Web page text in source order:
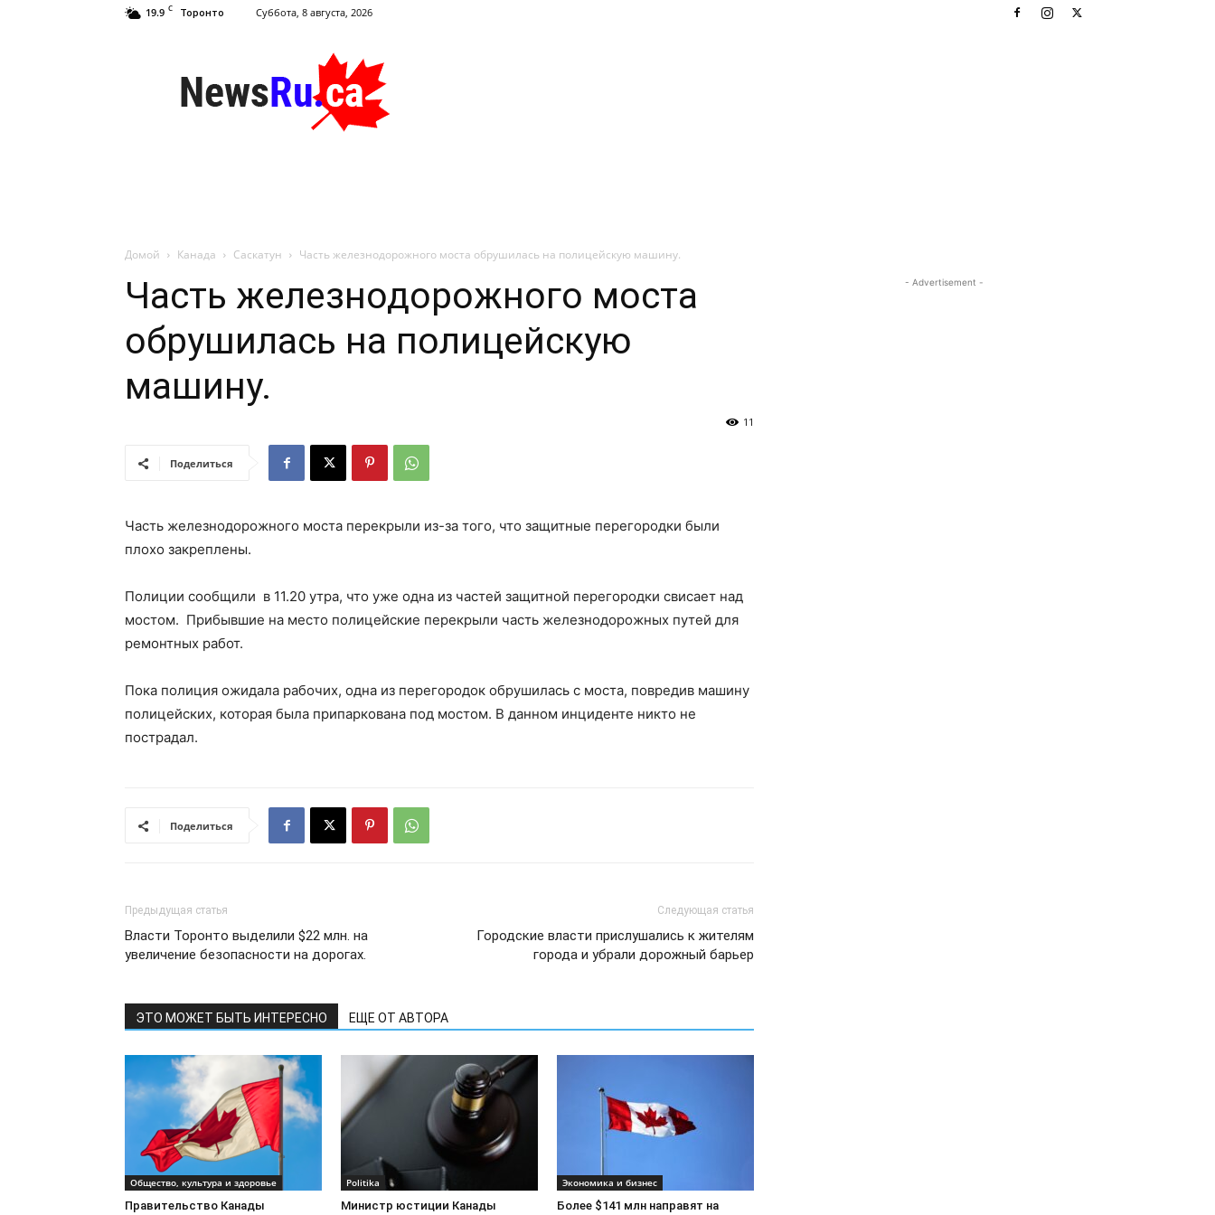
19.9 C Торонто Суббота, 8 августа, 2026
NewsRu.Ca
Домой Канада Саскатун Часть железнодорожного моста обрушилась на полицейскую машину.
Часть железнодорожного моста
обрушилась на полицейскую
машину.
11
Поделиться
Часть железнодорожного моста перекрыли из-за того, что защитные перегородки были
плохо закреплены.
Полиции сообщили в 11.20 утра, что уже одна из частей защитной перегородки свисает над
мостом. Прибывшие на место полицейские перекрыли часть железнодорожных путей для
ремонтных работ.
Пока полиция ожидала рабочих, одна из перегородок обрушилась с моста, повредив машину
полицейских, которая была припаркована под мостом. В данном инциденте никто не
пострадал.
Поделиться
Предыдущая статья
Власти Торонто выделили $22 млн. на
увеличение безопасности на дорогах.
Следующая статья
Городские власти прислушались к жителям
города и убрали дорожный барьер
ЭТО МОЖЕТ БЫТЬ ИНТЕРЕСНО ЕЩЕ ОТ АВТОРА
Общество, культура и здоровье
Правительство Канады
Politika
Министр юстиции Канады
Экономика и бизнес
Более $141 млн направят на
- Advertisement -